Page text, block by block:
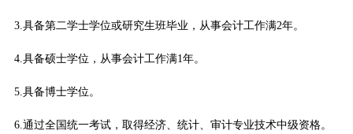
3.具备第二学士学位或研究生班毕业，从事会计工作满2年。
4.具备硕士学位，从事会计工作满1年。
5.具备博士学位。
6.通过全国统一考试，取得经济、统计、审计专业技术中级资格。